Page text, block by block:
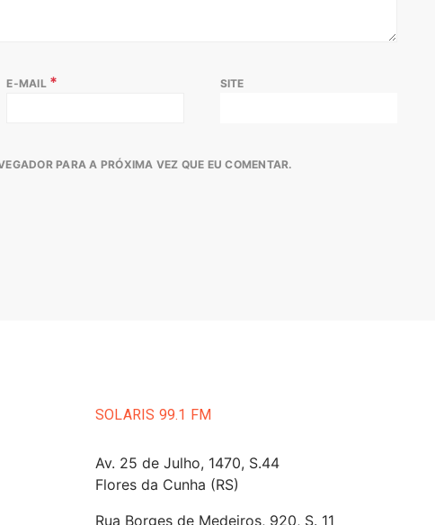
E-MAIL * SITE
PARA A PRÓXIMA VEZ QUE EU COMENTAR.
SOLARIS 99.1 FM
Av. 25 de Julho, 1470, S.44
Flores da Cunha (RS)
Rua Borges de Medeiros, 920, S. 11